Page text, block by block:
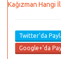
Kağızman Hangi
Twitter'da
Google+'da